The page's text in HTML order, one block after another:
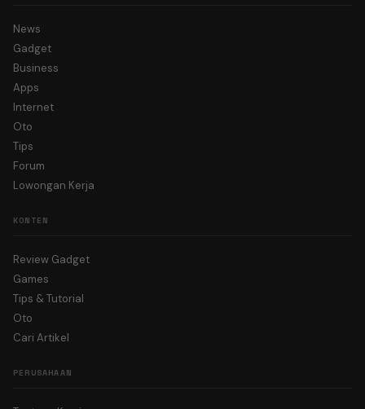
News
Gadget
Business
Apps
Internet
Oto
Tips
Forum
Lowongan Kerja
KONTEN
Review Gadget
Games
Tips & Tutorial
Oto
Cari Artikel
PERUSAHAAN